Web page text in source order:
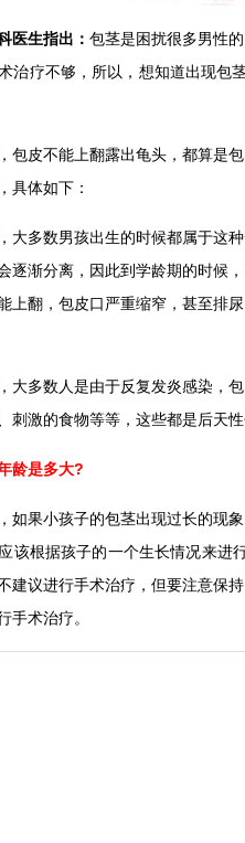
医生指出：包茎是困扰很多男性
治疗不够，所以，想知道出现包
皮不能上翻露出龟头，都算是包
具体如下：
多数男孩出生的时候都属于这种
逐渐分离，因此到学龄期的时候
上翻，包皮口严重缩窄，甚至排
多数人是由于反复发炎感染，包
刺激的食物等等，这些都是后天
是多大?
果小孩子的包茎出现过长的现象
该根据孩子的一个生长情况来进
建议进行手术治疗，但要注意保
手术治疗。